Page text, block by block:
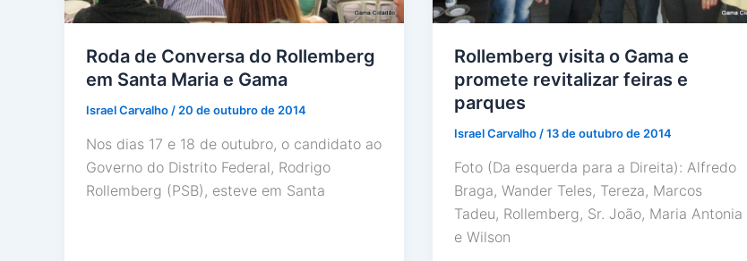
Roda de Conversa do Rollemberg
em Santa Maria e Gama
Israel Carvalho/20 de outubro de 2014
Nos dias 17 e 18 de outubro, o candidato ao
Governo do Distrito Federal, Rodrigo
Rollemberg (PSB), esteve em Santa
Rollemberg visita o Gama e
promete revitalizar feiras e
parques
Israel Carvalho/13 de outubro de 2014
Foto (Da esquerda para a Direita): Alfredo
Braga, Wander Teles, Tereza, Marcos
Tadeu, Rollemberg, Sr. João, Maria Antonia
e Wilson